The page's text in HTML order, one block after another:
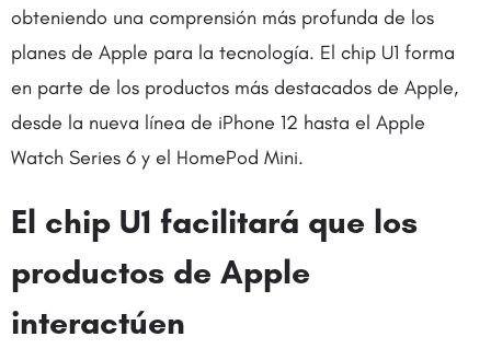
obteniendo una comprensión más profunda de los
planes de Apple para la tecnología. El chip U1 forma
en parte de los productos más destacados de Apple,
desde la nueva línea de iPhone 12 hasta el Apple
Watch Series 6 y el HomePod Mini.
El chip U1 facilitará que los
productos de Apple
interactúen